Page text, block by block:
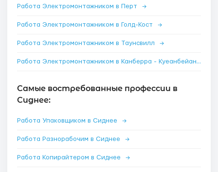
Работа Электромонтажником в Перт →
Работа Электромонтажником в Голд-Кост →
Работа Электромонтажником в Таунсвилл →
Работа Электромонтажником в Канберра - Куеанбейан
Самые востребованные профессии в
Сиднее:
Работа Упаковщиком в Сиднее →
Работа Разнорабочим в Сиднее →
Работа Копирайтером в Сиднее →